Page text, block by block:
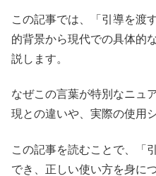
この記事では、「引導を渡
的背景から現代での具体的
説します。
なぜこの言葉が特別なニュ
現との違いや、実際の使用
この記事を読むことで、「
でき、正しい使い方を身に